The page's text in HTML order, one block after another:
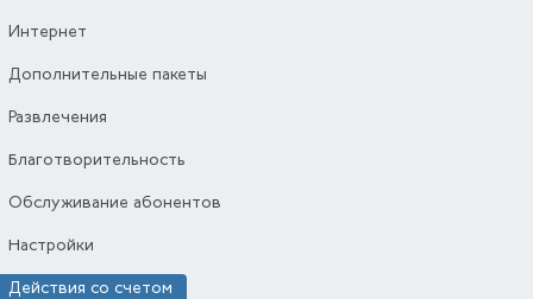
Интернет
Дополнительные пакеты
Развлечения
Благотворительность
Обслуживание абонентов
Настройки
Действия со счетом